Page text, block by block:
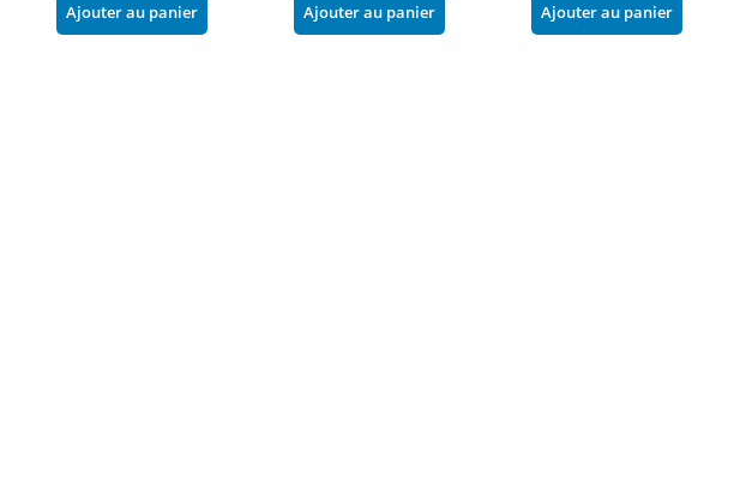
Ajouter au panier
Ajouter au panier
Ajouter au panier